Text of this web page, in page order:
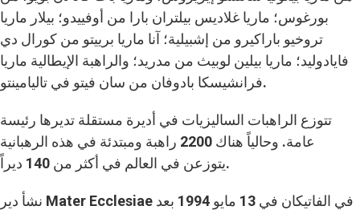
بورغوس؛ ماريا غلاديس بيلتران بارا من أوفييدو؛ بيلار ماريا
تروخيو باراكيرو من إشبيلية؛ آنا ماريا برييتو من كورال دي
فايادوليد؛ ماريا بيلين لوبيث من مدريد؛ والراهبة الإيطالية ماريا
فرانشيسكا بادوفان من سان فيتو في تاليامينتو.
تتوزع الراهبات الساليزيات في أديرة مستقلة تديرها رئيسة
عامة. وحالياً هناك 2200 راهبة ومبتدئة في هذه الرهبانية
يتوزعن في العالم في أكثر من 140 ديراً.
نشأ دير Mater Ecclesiae في الفاتيكان في 13 مايو 1994 بعد